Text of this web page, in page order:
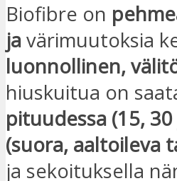
Biofibre on
javärimuutoksia
luonnollinen,
hiuskuitua on
pituudessa (15,
(suora, aaltoileva
ja sekoituksella